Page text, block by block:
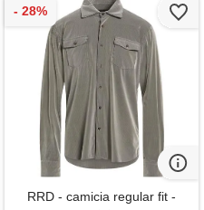
RRD - camicia regular fit -